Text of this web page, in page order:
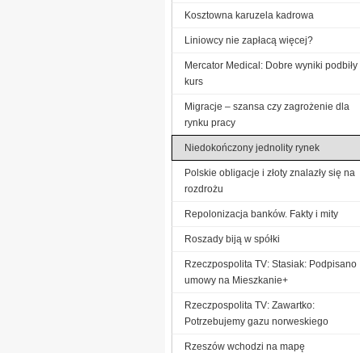
Kosztowna karuzela kadrowa
Liniowcy nie zapłacą więcej?
Mercator Medical: Dobre wyniki podbiły
kurs
Migracje – szansa czy zagrożenie dla
rynku pracy
Niedokończony jednolity rynek
Polskie obligacje i złoty znalazły się na
rozdrożu
Repolonizacja banków. Fakty i mity
Roszady biją w spółki
Rzeczpospolita TV: Stasiak: Podpisano
umowy na Mieszkanie+
Rzeczpospolita TV: Zawartko:
Potrzebujemy gazu norweskiego
Rzeszów wchodzi na mapę